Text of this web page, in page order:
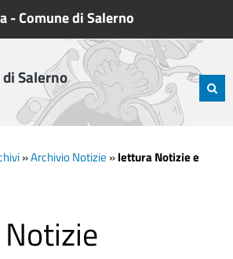
-Comune di Salerno
Salerno
»Archivio Notizie »lettura Notizie e